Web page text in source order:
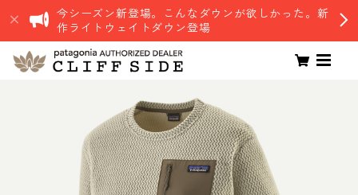
今シーズン新登場。こんなダウンが欲しかった。新
作ライトウェイトダウン登場